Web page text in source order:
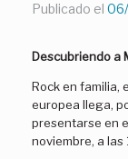
Publicado el
Descubriendo a
Rock en familia,
europea llega,
presentarse en
noviembre, a las